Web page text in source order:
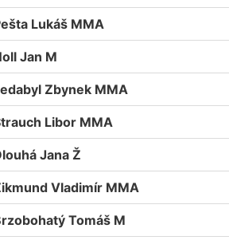
Lukáš MMA
Jan M
Zbynek MMA
Libor MMA
Jana Ž
Vladimír MMA
Tomáš M